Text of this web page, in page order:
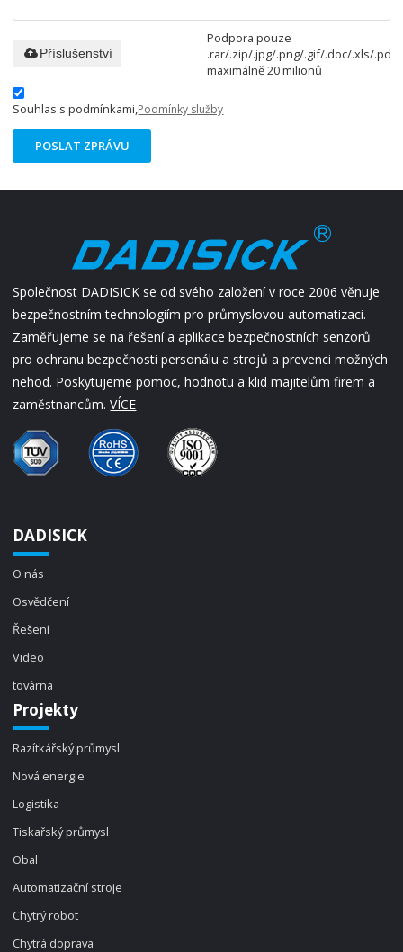
Podpora pouze
.rar/.zip/.jpg/.png/.gif/.doc/.xls/.pdf,
maximálně 20 milionů
Příslušenství
Souhlas s podmínkami,Podmínky služby
POSLAT ZPRÁVU
Společnost DADISICK se od svého založení v roce 2006 věnuje
bezpečnostním technologiím pro průmyslovou automatizaci.
Zaměřujeme se na řešení a aplikace bezpečnostních senzorů
pro ochranu bezpečnosti personálu a strojů a prevenci možných
nehod. Poskytujeme pomoc, hodnotu a klid majitelům firem a
zaměstnancům.VÍCE
DADISICK
O nás
Osvědčení
Řešení
Video
továrna
Projekty
Razítkářský průmysl
Nová energie
Logistika
Tiskařský průmysl
Obal
Automatizační stroje
Chytrý robot
Chytrá doprava